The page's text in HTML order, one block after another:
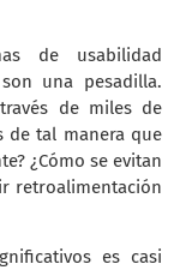
de usabilidad
una pesadilla.
de miles de
de tal manera que
¿Cómo se evitan
retroalimentación
es casi